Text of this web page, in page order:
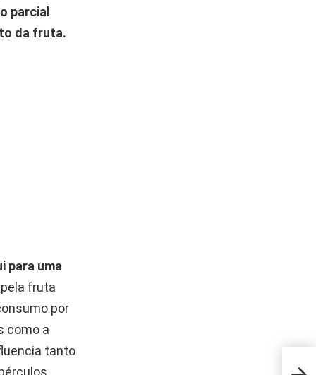
parcial
da fruta.
para uma
fruta
por
como a
tanto